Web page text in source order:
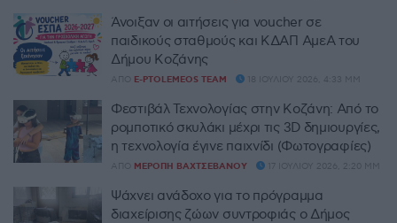
Άνοιξαν οι αιτήσεις για voucher σε
παιδικούς σταθμούς και ΚΔΑΠ ΑμεΑ του
Δήμου Κοζάνης
ΑΠΌ E-PTOLEMEOS TEAM 18 ΙΟΥΛΊΟΥ 2026, 4:33 ΜΜ
Φεστιβάλ Τεχνολογίας στην Κοζάνη: Από το
ρομποτικό σκυλάκι μέχρι τις 3D δημιουργίες,
η τεχνολογία έγινε παιχνίδι (Φωτογραφίες)
ΑΠΌ ΜΕΡΌΠΗ ΒΑΧΤΣΕΒΆΝΟΥ 17 ΙΟΥΛΊΟΥ 2026, 2:20 ΜΜ
Ψάχνει ανάδοχο για το πρόγραμμα
διαχείρισης ζώων συντροφιάς ο Δήμος